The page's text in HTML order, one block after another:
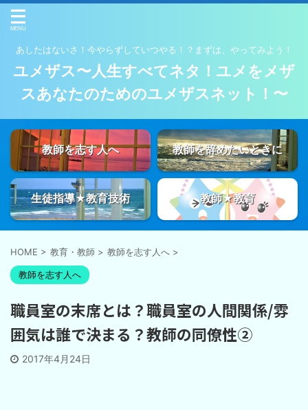
あしたはないさ！今やらずしていつやる！？まずは、やってみよう！
ユメザス〜人生すべてネタ！ユメをメザ
スあなたのためのユメザスネット！〜
教師を志す人へ 教師を辞めたいときに
生徒指導★教育技術 教師★教育
HOME > 教育・教師 > 教師を志す人へ >
教師を志す人へ
職員室の末席とは？職員室の人間関係/雰
囲気は誰で決まる？教師の同僚性②
2017年4月24日